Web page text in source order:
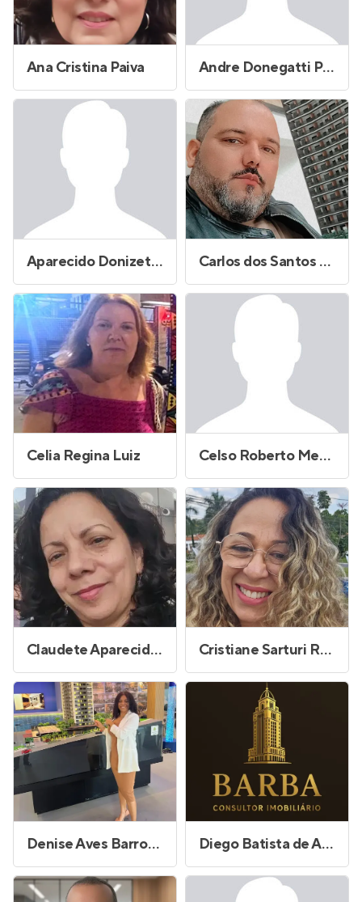
Ana Cristina Paiva Andre Donegatti Pereira
Aparecido Donizeti Buzo Carlos dos Santos Frias
Celia Regina Luiz Celso Roberto Mendonca
Claudete Aparecida da Silva Dionysio Cristiane Sarturi Rosendo
Denise Aves Barros Frias Diego Batista de Andrade